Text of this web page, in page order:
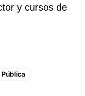
y cursos de